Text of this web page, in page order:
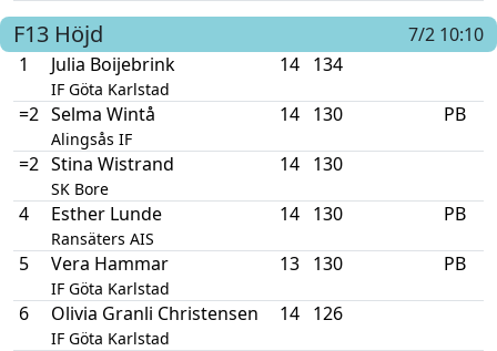
F13 Höjd
7/2 10:10
1
Julia Boijebrink
IF Göta Karlstad
14 134
=2 Selma Wintå
Alingsås IF
14 130 PB
=2 Stina Wistrand
SK Bore
14 130
4 Esther Lunde
Ransäters AIS
14 130 PB
5 Vera Hammar
IF Göta Karlstad
13 130 PB
6 Olivia Granli Christensen
IF Göta Karlstad
14 126